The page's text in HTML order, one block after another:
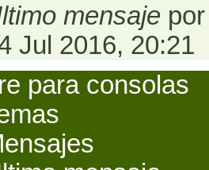
mensaje
Jul 2016, 20:21
para consolas